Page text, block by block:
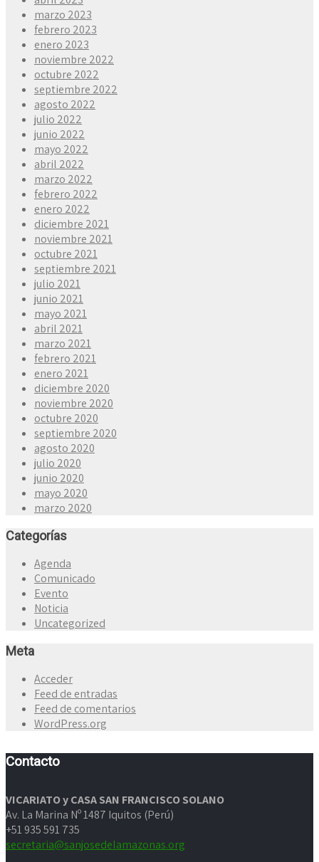
marzo 2023
febrero 2023
enero 2023
noviembre 2022
octubre 2022
septiembre 2022
agosto 2022
julio 2022
junio 2022
mayo 2022
abril 2022
marzo 2022
febrero 2022
enero 2022
diciembre 2021
noviembre 2021
octubre 2021
septiembre 2021
julio 2021
junio 2021
mayo 2021
abril 2021
marzo 2021
febrero 2021
enero 2021
diciembre 2020
noviembre 2020
octubre 2020
septiembre 2020
agosto 2020
julio 2020
junio 2020
mayo 2020
marzo 2020
Categorías
Agenda
Comunicado
Evento
Noticia
Uncategorized
Meta
Acceder
Feed de entradas
Feed de comentarios
WordPress.org
Contacto
VICARIATO y CASA SAN FRANCISCO SOLANO
Av. La Marina Nº 1487 Iquitos (Perú)
+51 935 591 735
secretaria@sanjosedelamazonas.org